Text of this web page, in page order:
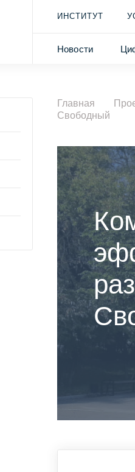
ИНСТИТУТ
Новости
Главная
Свободный